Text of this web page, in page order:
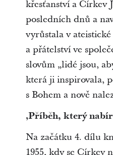
křesťanství a Církev
posledních dnů a
vyrůstala v
a přátelství ve
slovům „lidé jsou,
která ji inspirovala,
s Bohem a nově
‚Příběh, který
Na začátku 4. dílu
1955, kdy se Církev